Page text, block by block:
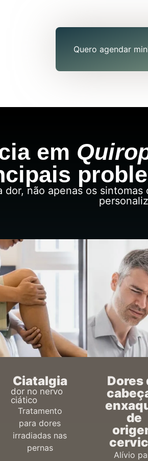
Quero agendar
em
dor, não apenas os
Ciatalgia
dor no nervo
ciático
Tratamento
para dores
irradiadas nas
pernas
Dores
de
Alívio